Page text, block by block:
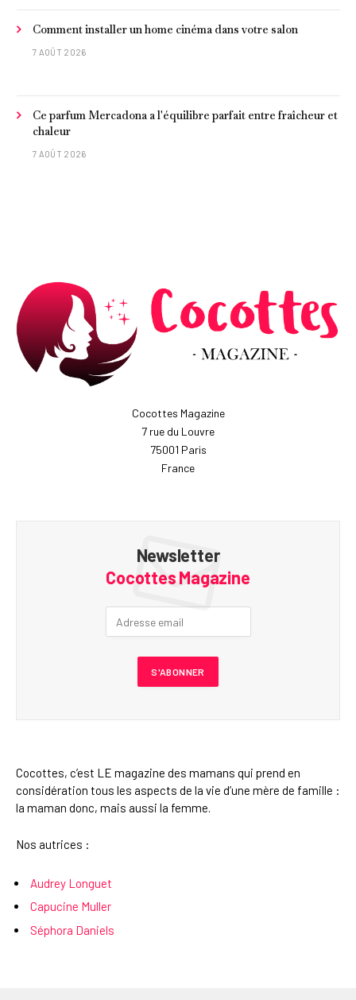
Comment installer un home cinéma dans votre salon
7 AOÛT 2026
Ce parfum Mercadona a l'équilibre parfait entre fraîcheur et
chaleur
7 AOÛT 2026
Cocottes Magazine
7 rue du Louvre
75001 Paris
France
Newsletter
Cocottes Magazine
Cocottes, c’est LE magazine des mamans qui prend en
considération tous les aspects de la vie d’une mère de famille :
la maman donc, mais aussi la femme.
Nos autrices :
Audrey Longuet
Capucine Muller
Séphora Daniels